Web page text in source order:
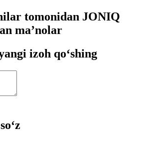
tomonidan JONIQ
ma’nolar
izoh qo‘shing